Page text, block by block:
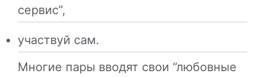
сервис”,
участвуй сам.
Многие пары вводят свои “любовные